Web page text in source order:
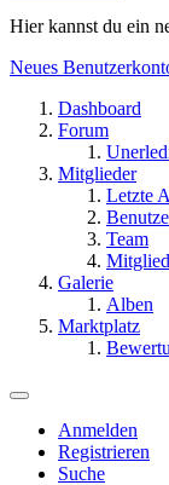
Hier kannst du ein
Neues
Dashboard
Forum
Mitglieder
Letzte
Team
Galerie
Alben
Marktplatz
Anmelden
Registrieren
Suche